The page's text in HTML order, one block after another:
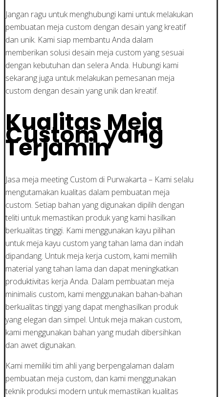
Jangan ragu untuk menghubungi kami untuk melakukan
pembuatan meja custom dengan desain yang kreatif
dan unik. Kami siap membantu Anda dalam
memberikan solusi desain meja custom yang sesuai
dengan kebutuhan dan selera Anda. Hubungi kami
sekarang juga untuk melakukan pemesanan meja
custom dengan desain yang unik dan kreatif.
Kualitas Meja
Custom yang
Terjamin
Jasa meja meeting Custom di Purwakarta – Kami selalu
mengutamakan kualitas dalam pembuatan meja
custom. Setiap bahan yang digunakan dipilih dengan
teliti untuk memastikan produk yang kami hasilkan
berkualitas tinggi. Kami menggunakan kayu pilihan
untuk meja kayu custom yang tahan lama dan indah
dipandang. Untuk meja kerja custom, kami memilih
material yang tahan lama dan dapat meningkatkan
produktivitas kerja Anda. Dalam pembuatan meja
minimalis custom, kami menggunakan bahan-bahan
berkualitas tinggi yang dapat menghasilkan produk
yang elegan dan simpel. Untuk meja makan custom,
kami menggunakan bahan yang mudah dibersihkan
dan awet digunakan.
Kami memiliki tim ahli yang berpengalaman dalam
pembuatan meja custom, dan kami menggunakan
teknik produksi modern untuk memastikan kualitas